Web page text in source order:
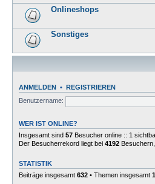
Onlineshops
Sonstiges
ANMELDEN • REGISTRIEREN
Benutzername:
WER IST ONLINE?
Insgesamt sind 57 Besucher online :: 1
Der Besucherrekord liegt bei 4192
STATISTIK
Beiträge insgesamt 632 • Themen insgesamt